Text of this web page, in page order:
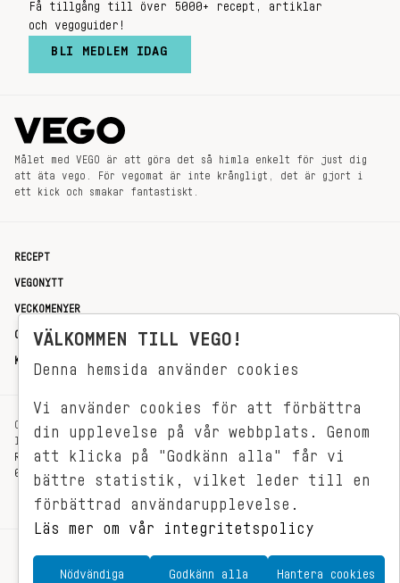
Få tillgång till över 5000+ recept, artiklar
och vegoguider!
BLI MEDLEM IDAG
Målet med VEGO är att göra det så himla enkelt för just dig
att äta vego. För vegomat är inte krångligt, det är gjort i
ett kick och smakar fantastiskt.
RECEPT
VEGONYTT
VECKOMENYER
OM OSS
KONTAKT
OXENSTIERNSGATAN 33
114 27 STOCKHOLM
REDAKTIONEN@VEGOMAGASINET.SE
08-799 62 01
VÄLKOMMEN TILL VEGO!
Denna hemsida använder cookies
Vi använder cookies för att förbättra
din upplevelse på vår webbplats. Genom
att klicka på "Godkänn alla" får vi
bättre statistik, vilket leder till en
förbättrad användarupplevelse.
Läs mer om vår integritetspolicy
Nödvändiga Godkänn alla Hantera cookies